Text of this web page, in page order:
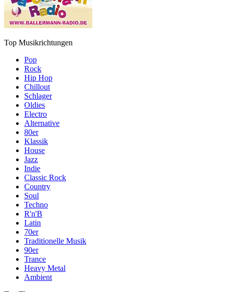
Top Musikrichtungen
Pop
Rock
Hip Hop
Chillout
Schlager
Oldies
Electro
Alternative
80er
Klassik
House
Jazz
Indie
Classic Rock
Country
Soul
Techno
R'n'B
Latin
70er
Traditionelle Musik
90er
Trance
Heavy Metal
Ambient